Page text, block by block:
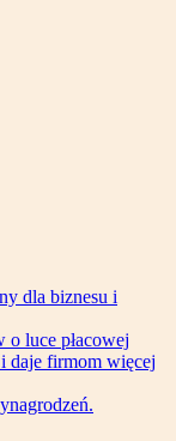
dla biznesu i
luce płacowej
daje firmom więcej